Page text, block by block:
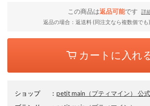
この商品は返品可能です
詳
返品の場合：返送料 (同注文なら複数個でも
カートに入れ
ショップ ： petit main（プティマイン） 公式